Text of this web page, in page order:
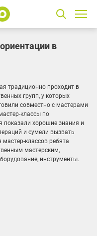
в
традиционно проходит в
групп, у которых
совместно с мастерами
классы по
хорошие знания и
и сумели вызвать
мастер-классов ребята
мастерским,
инструменты.